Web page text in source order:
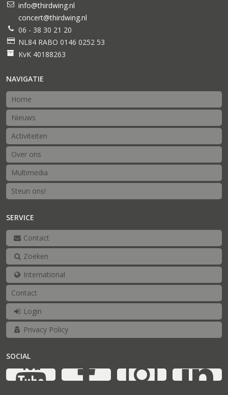
info@thirdwing.nl
concert@thirdwing.nl
06 - 38 30 21 20
NL84 RABO 0146 0252 53
KvK 40188263
NAVIGATIE
Home
Nieuws
Activiteiten
Over ons
Multimedia
Steun ons!
SERVICE
Contact
Zoeken
International
Contact
Login
Privacy Policy
SOCIAL
YouTube